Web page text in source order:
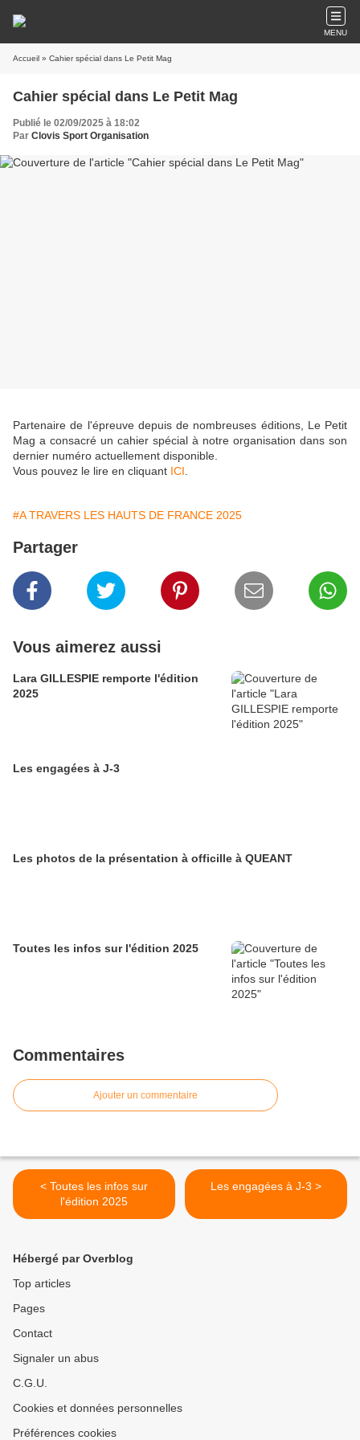
MENU
Accueil » Cahier spécial dans Le Petit Mag
Cahier spécial dans Le Petit Mag
Publié le 02/09/2025 à 18:02
Par Clovis Sport Organisation
Partenaire de l'épreuve depuis de nombreuses éditions, Le Petit
Mag a consacré un cahier spécial à notre organisation dans son
dernier numéro actuellement disponible.
Vous pouvez le lire en cliquant ICI
#A TRAVERS LES HAUTS DE FRANCE 2025
Partager
Vous aimerez aussi
Lara GILLESPIE remporte l'édition
2025
Les engagées à J-3
Les photos de la présentation à officille à QUEANT
Toutes les infos sur l'édition 2025
Commentaires
Ajouter un commentaire
< Toutes les infos sur
l'édition 2025
Les engagées à J-3 >
Hébergé par Overblog
Top articles
Pages
Contact
Signaler un abus
C.G.U.
Cookies et données personnelles
Préférences cookies